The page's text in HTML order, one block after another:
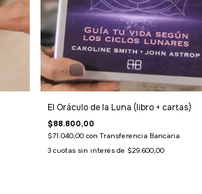
El Oráculo de la Luna (libro + cartas)
$88.800,00
$71.040,00 con Transferencia Bancaria
3 cuotas sin interés de $29.600,00